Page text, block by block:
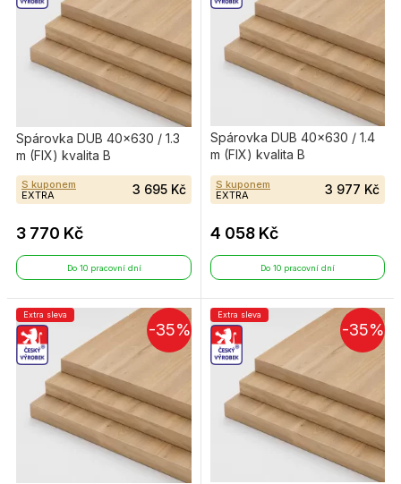
Spárovka DUB 40×630 / 1.3
m (FIX) kvalita B
S kuponem
EXTRA
3 695 Kč
3 770 Kč
Do 10 pracovní dní
Spárovka DUB 40×630 / 1.4
m (FIX) kvalita B
S kuponem
EXTRA
3 977 Kč
4 058 Kč
Do 10 pracovní dní
-35%
Extra sleva
-35%
Extra sleva